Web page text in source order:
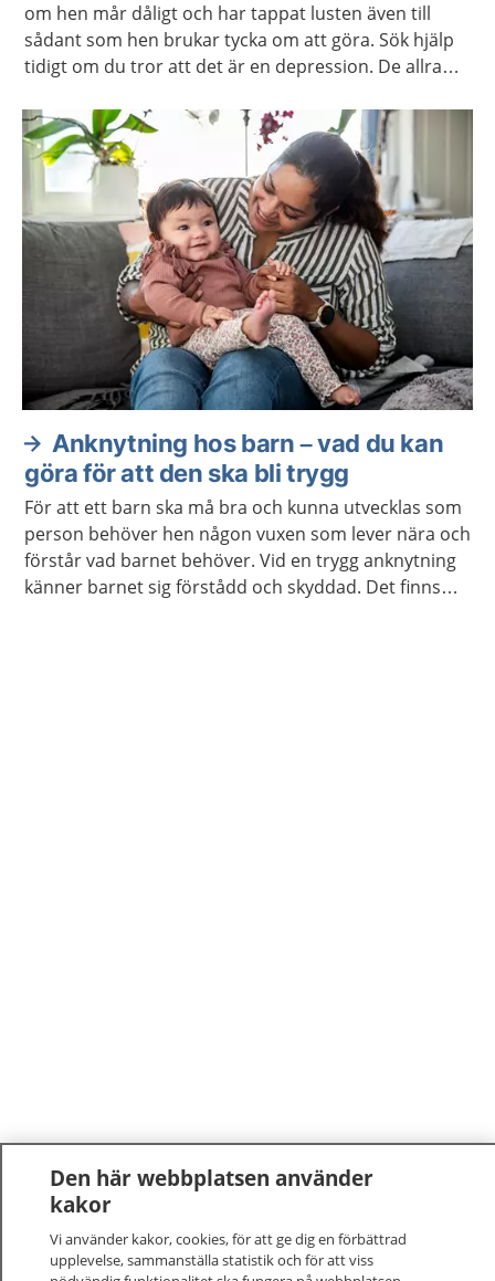
om hen mår dåligt och har tappat lusten även till
sådant som hen brukar tycka om att göra. Sök hjälp
tidigt om du tror att det är en depression. De allra
behandling.
Anknytning hos barn – vad du kan
göra för att den ska bli trygg
För att ett barn ska må bra och kunna utvecklas som
person behöver hen någon vuxen som lever nära och
förstår vad barnet behöver. Vid en trygg anknytning
känner barnet sig förstådd och skyddad. Det finns
Den här webbplatsen använder
kakor
Vi använder kakor, cookies, för att ge dig en förbättrad
upplevelse, sammanställa statistik och för att viss